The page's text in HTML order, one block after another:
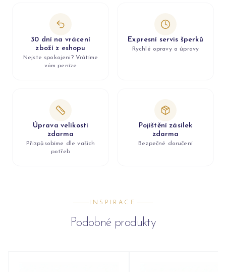
30 dní na vrácení
zboží z eshopu
Nejste spokojeni? Vrátíme
vám peníze
Expresní servis šperků
Rychlé opravy a úpravy
Úprava velikosti
zdarma
Přizpůsobíme dle vašich
potřeb
Pojištění zásilek
zdarma
Bezpečné doručení
INSPIRACE
Podobné produkty